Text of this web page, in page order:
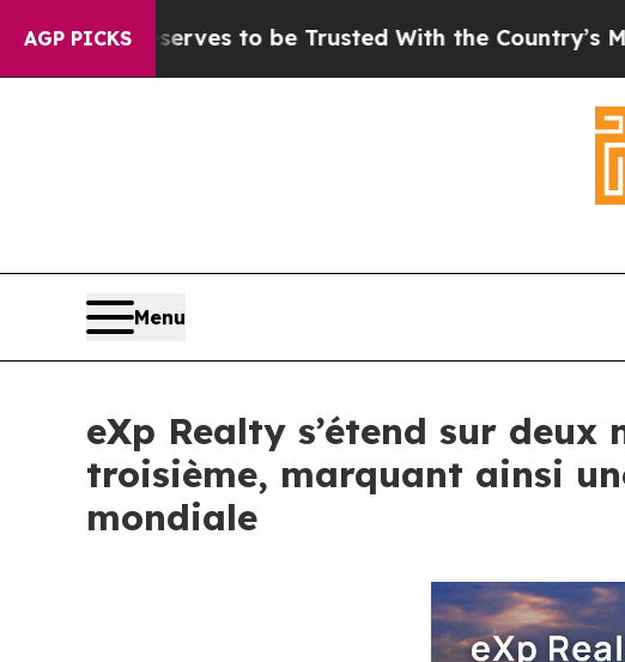
AGP PICKSto be Trusted With the Country’s Memory?CBS
Menu
eXp Realty s’étend sur
troisième, marquant ainsi
mondiale